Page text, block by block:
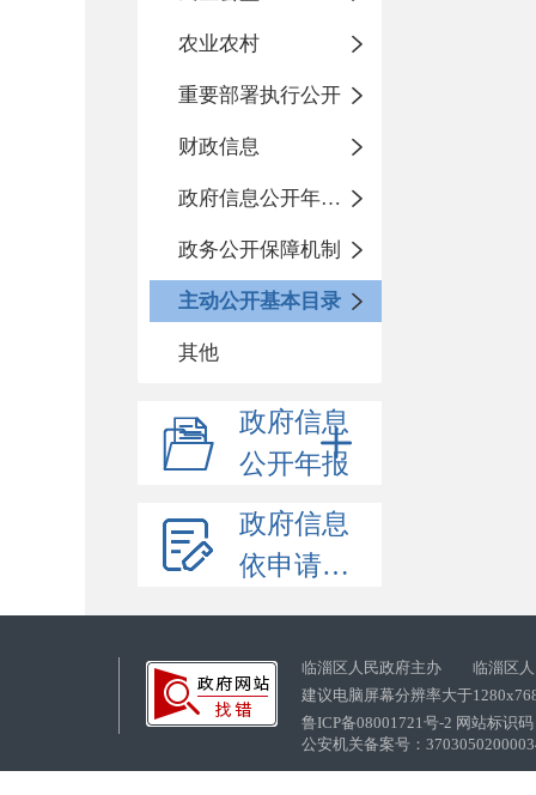
农业农村
重要部署执行公开
财政信息
政府信息公开年度报告
政务公开保障机制
主动公开基本目录
其他
政府信息
公开年报
政府信息
依申请公开
临淄区人民政府主办 临淄区人
建议电脑屏幕分辨率大于
鲁ICP备08001721号-2 网站标识
公安机关备案号：